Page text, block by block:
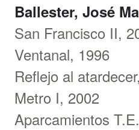
Ballester, José
San Francisco II,
Ventanal, 1996
Reflejo al
Metro I, 2002
Aparcamientos